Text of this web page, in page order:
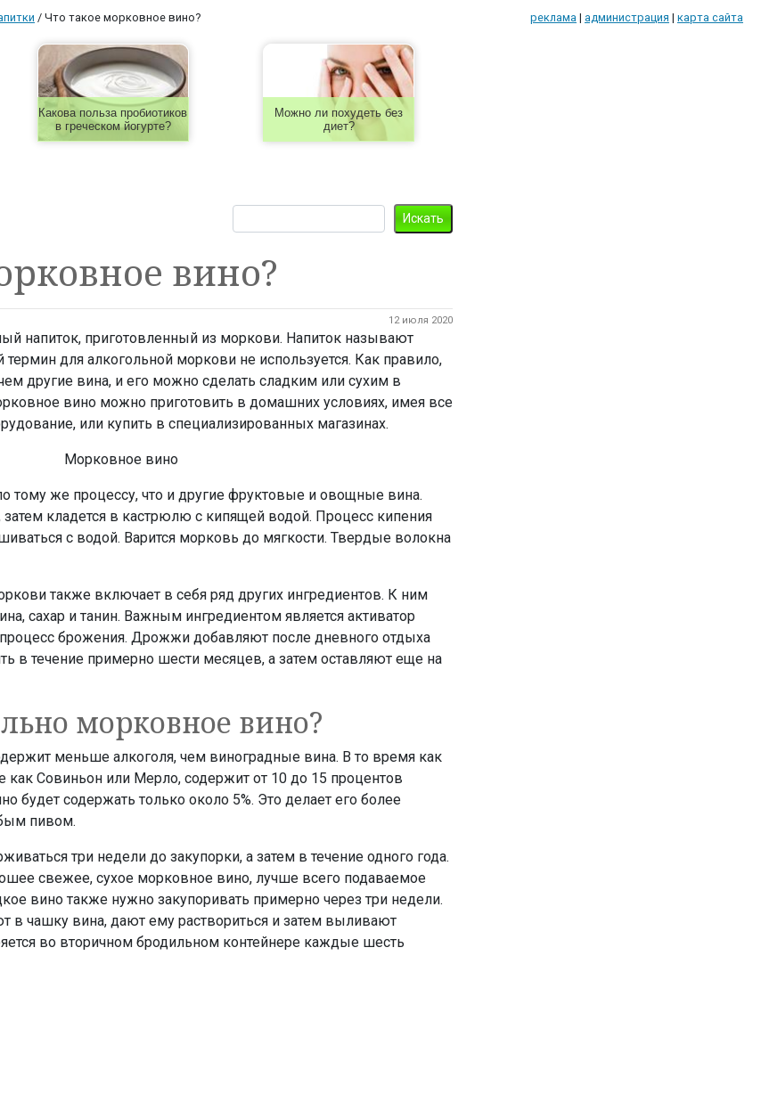
/ Что такое морковное вино? реклама | администрация | карта сайта
Какова польза пробиотиков
в греческом йогурте?
Можно ли похудеть без
диет?
вино?
12 июля 2020
напиток, приготовленный из моркови. Напиток называют
для алкогольной моркови не используется. Как правило,
другие вина, и его можно сделать сладким или сухим в
вино можно приготовить в домашних условиях, имея все
или купить в специализированных магазинах.
тому же процессу, что и другие фруктовые и овощные вина.
затем кладется в кастрюлю с кипящей водой. Процесс кипения
с водой. Варится морковь до мягкости. Твердые волокна
также включает в себя ряд других ингредиентов. К ним
сахар и танин. Важным ингредиентом является активатор
брожения. Дрожжи добавляют после дневного отдыха
в течение примерно шести месяцев, а затем оставляют еще на
морковное вино?
меньше алкоголя, чем виноградные вина. В то время как
как Совиньон или Мерло, содержит от 10 до 15 процентов
будет содержать только около 5%. Это делает его более
пивом.
три недели до закупорки, а затем в течение одного года.
свежее, сухое морковное вино, лучше всего подаваемое
вино также нужно закупоривать примерно через три недели.
в чашку вина, дают ему раствориться и затем выливают
во вторичном бродильном контейнере каждые шесть